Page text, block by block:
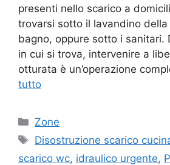
presenti nello scarico a
trovarsi sotto il lavandino
bagno, oppure sotto i sanitari.
in cui si trova, intervenire a
otturata è un’operazione
tutto
Categorie
Zone
Tag
Disostruzione scarico
scarico wc, idraulico urgente,